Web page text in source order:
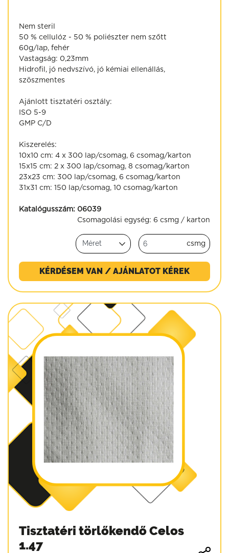
Nem steril
50 % cellulóz - 50 % poliészter nem szőtt
60g/lap, fehér
Vastagság: 0,23mm
Hidrofil, jó nedvszívó, jó kémiai ellenállás,
szöszmentes
Ajánlott tisztatéri osztály:
ISO 5-9
GMP C/D
Kiszerelés:
10x10 cm: 4 x 300 lap/csomag, 6 csomag/karton
15x15 cm: 2 x 300 lap/csomag, 8 csomag/karton
23x23 cm: 300 lap/csomag, 6 csomag/karton
31x31 cm: 150 lap/csomag, 10 csomag/karton
Katalógusszám: 06039
Csomagolási egység: 6 csmg / karton
csmg
KÉRDÉSEM VAN / AJÁNLATOT KÉREK
Tisztatéri törlőkendő Celos
1.47